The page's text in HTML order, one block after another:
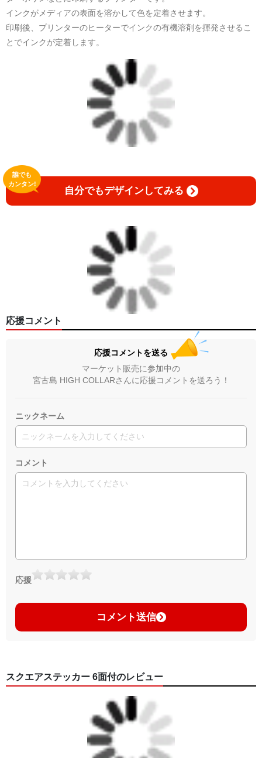
インクがメディアの表面を溶かして色を定着させます。
印刷後、プリンターのヒーターでインクの有機溶剤を揮発させるこ
とでインクが定着します。
自分でもデザインしてみる
誰でも
カンタン!
応援コメント
応援コメントを送る
マーケット販売に参加中の
宮古島 HIGH COLLARさんに応援コメントを送ろう！
ニックネーム
コメント
応援
コメント送信
スクエアステッカー 6面付のレビュー